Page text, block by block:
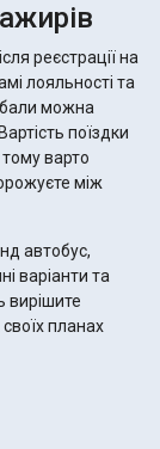
реєстрації на
лояльності та
бали можна
поїздки
варто
між
автобус,
варіанти та
вирішите
планах